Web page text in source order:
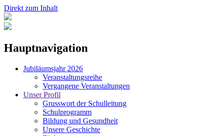
Direkt zum Inhalt
Hauptnavigation
Jubiläumsjahr 2026
Veranstaltungsreihe
Vergangene Veranstaltungen
Unser Profil
Grusswort der Schulleitung
Schulprogramm
Bildung und Gesundheit
Unsere Geschichte